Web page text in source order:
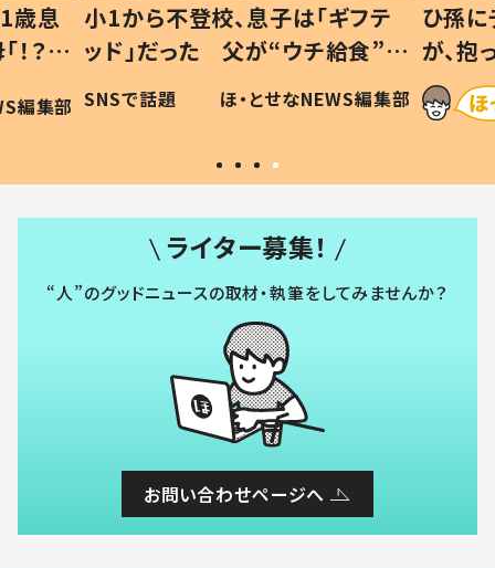
歳息
？」
編集部
小1から不登校、息子は「ギフテ
ッド」だった 父が“ウチ給食”を
作り続ける理由とは #令和の親
#令和の子
SNSで話題 ほ・とせなNEWS編集部
ひ孫
が、
「涙が
い」
ライター募集！
“人”のグッドニュースの取材・執筆をしてみませんか？
お問い合わせページへ